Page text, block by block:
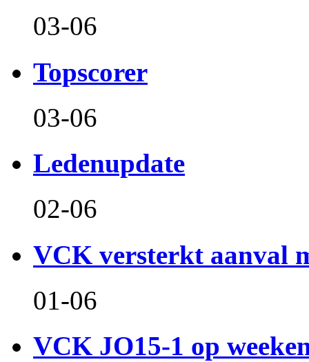
03-06
Topscorer
03-06
Ledenupdate
02-06
VCK versterkt aanval
01-06
VCK JO15-1 op